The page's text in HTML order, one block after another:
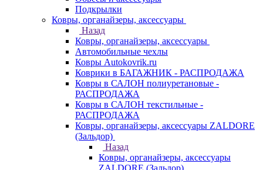
Подкрылки
Ковры, органайзеры, аксессуары
Назад
Ковры, органайзеры, аксессуары
Автомобильные чехлы
Ковры Autokovrik.ru
Коврики в БАГАЖНИК - РАСПРОДАЖА
Ковры в САЛОН полиуретановые -
РАСПРОДАЖА
Ковры в САЛОН текстильные -
РАСПРОДАЖА
Ковры, органайзеры, аксессуары ZALDORE
(Зальдор)
Назад
Ковры, органайзеры, аксессуары
ZALDORE (Зальдор)